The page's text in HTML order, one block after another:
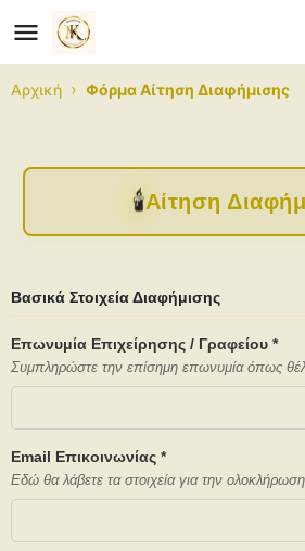
Αρχική › Φόρμα Αίτηση Διαφήμισης
🕯️Αίτηση
Βασικά Στοιχεία Διαφήμισης
Επωνυμία Επιχείρησης / Γραφείου *
Συμπληρώστε την επίσημη επωνυμία όπως
Email Επικοινωνίας *
Εδώ θα λάβετε τα στοιχεία για την